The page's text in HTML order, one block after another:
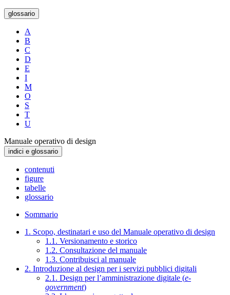
glossario
A
B
C
D
E
I
M
O
S
T
U
Manuale operativo di design
indici e glossario
contenuti
figure
tabelle
glossario
Sommario
1. Scopo, destinatari e uso del Manuale operativo di design
1.1. Versionamento e storico
1.2. Consultazione del manuale
1.3. Contribuisci al manuale
2. Introduzione al design per i servizi pubblici digitali
2.1. Design per l’amministrazione digitale (e-
government)